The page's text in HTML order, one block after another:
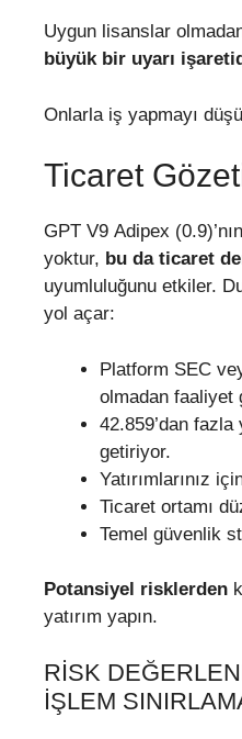
Uygun lisanslar
büyük bir uyarı
Onlarla iş yapmayı
Ticaret
GPT V9 Adipex
yoktur, bu da ticaret
uyumluluğunu etkiler.
yol açar:
Platform SEC
olmadan faaliyet
42.859’dan fazla
getiriyor.
Yatırımlarınız
Ticaret ortamı
Temel güvenlik
Potansiyel risklerden
yatırım yapın.
RISK
İŞLEM